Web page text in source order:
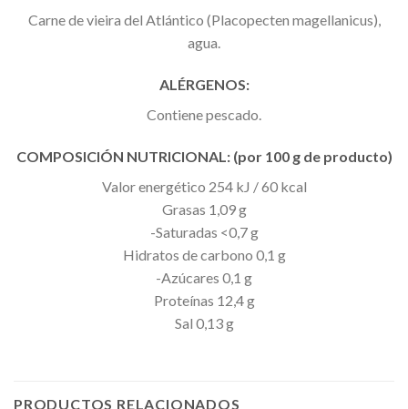
Carne de vieira del Atlántico (Placopecten magellanicus),
agua.
ALÉRGENOS:
Contiene pescado.
COMPOSICIÓN NUTRICIONAL: (por 100 g de producto)
Valor energético 254 kJ / 60 kcal
Grasas 1,09 g
-Saturadas <0,7 g
Hidratos de carbono 0,1 g
-Azúcares 0,1 g
Proteínas 12,4 g
Sal 0,13 g
PRODUCTOS RELACIONADOS